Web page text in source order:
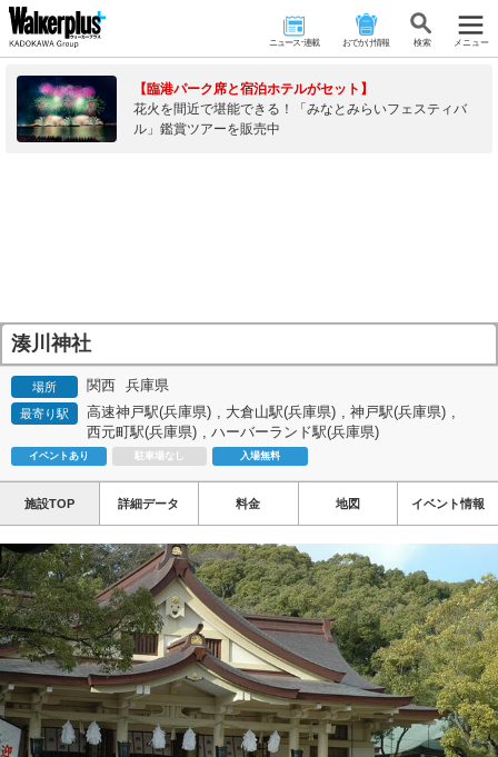
ニュース･連載 おでかけ情報 検 索 メニュー
【臨港パーク席と宿泊ホテルがセット】
花火を間近で堪能できる！「みなとみらいフェスティバ
ル」鑑賞ツアーを販売中
湊川神社
場所 関西 兵庫県
最寄り駅 高速神戸駅(兵庫県) , 大倉山駅(兵庫県) , 神戸駅(兵庫県) ,
西元町駅(兵庫県) , ハーバーランド駅(兵庫県)
イベントあり 駐車場なし 入場無料
施設TOP 詳細データ 料金 地図 イベント情報